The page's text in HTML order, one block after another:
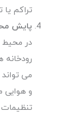
تراکم یا
پایش
در محیط
رودخانه
می
و هوایی
تنظیمات